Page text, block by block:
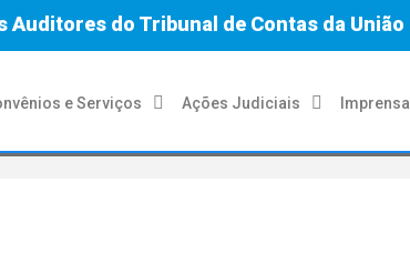
Auditores do Tribunal de Contas da União
e Serviços Ações Judiciais Imprensa